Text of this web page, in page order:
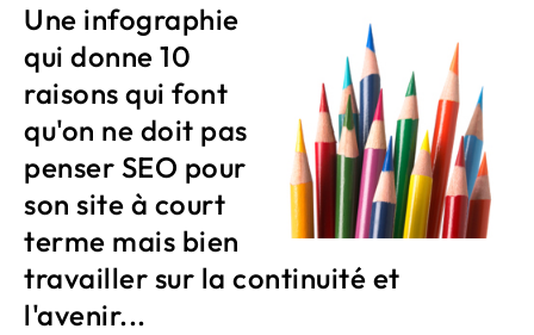
Une infographie
qui donne 10
raisons qui font
qu'on ne doit pas
penser SEO pour
son site à court
terme mais bien
travailler sur la continuité et
l'avenir...